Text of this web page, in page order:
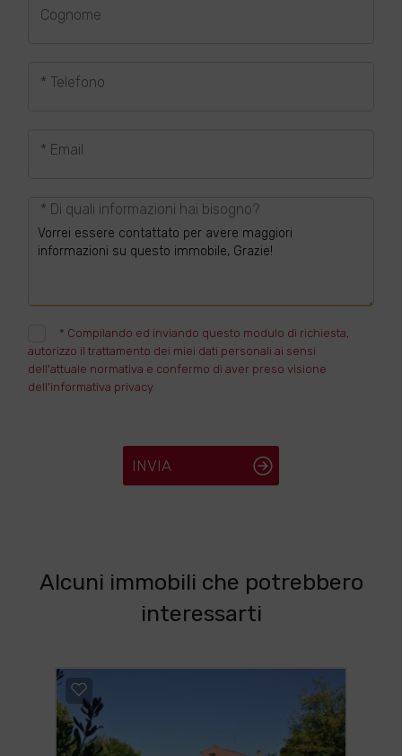
Cognome
* Telefono
* Email
* Di quali informazioni hai bisogno?
* Compilando ed inviando questo modulo di richiesta,
autorizzo il trattamento dei miei dati personali ai sensi
dell'attuale normativa e confermo di aver preso visione
dell'informativa privacy.
INVIA
Alcuni immobili che potrebbero
interessarti